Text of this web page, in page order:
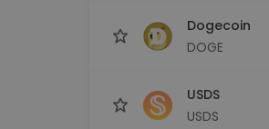
Dogecoin
DOGE
USDS
USDS